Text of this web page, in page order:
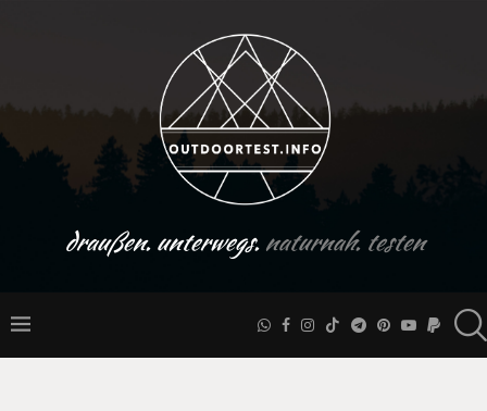
draußen. unterwegs.naturnah. testen